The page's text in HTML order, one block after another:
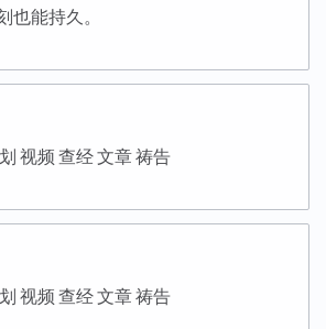
也能持久。
视频 查经 文章 祷告
视频 查经 文章 祷告